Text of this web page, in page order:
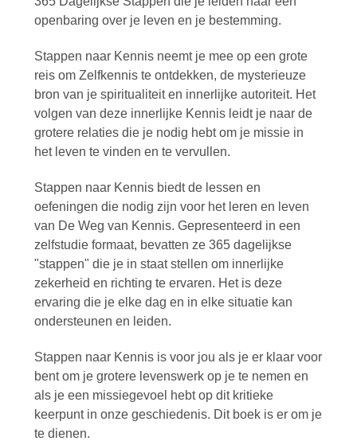
openbaring over je leven en je bestemming.
Stappen naar Kennis neemt je mee op een grote
reis om Zelfkennis te ontdekken, de mysterieuze
bron van je spiritualiteit en innerlijke autoriteit. Het
volgen van deze innerlijke Kennis leidt je naar de
grotere relaties die je nodig hebt om je missie in
het leven te vinden en te vervullen.
Stappen naar Kennis biedt de lessen en
oefeningen die nodig zijn voor het leren en leven
van De Weg van Kennis. Gepresenteerd in een
zelfstudie formaat, bevatten ze 365 dagelijkse
"stappen" die je in staat stellen om innerlijke
zekerheid en richting te ervaren. Het is deze
ervaring die je elke dag en in elke situatie kan
ondersteunen en leiden.
Stappen naar Kennis is voor jou als je er klaar voor
bent om je grotere levenswerk op je te nemen en
als je een missiegevoel hebt op dit kritieke
keerpunt in onze geschiedenis. Dit boek is er om je
te dienen.